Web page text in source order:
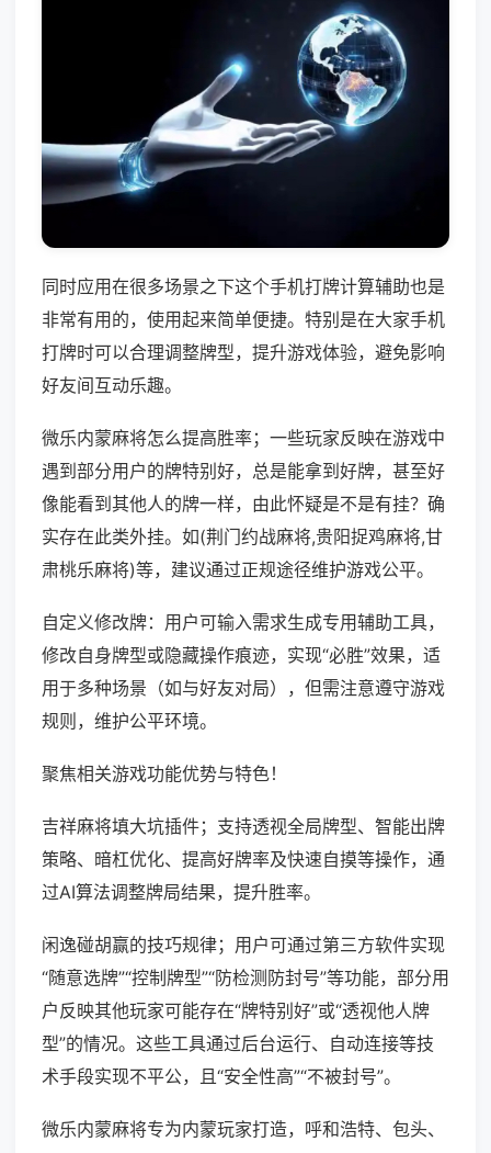
同时应用在很多场景之下这个手机打牌计算辅助也是
非常有用的，使用起来简单便捷。特别是在大家手机
打牌时可以合理调整牌型，提升游戏体验，避免影响
好友间互动乐趣。
微乐内蒙麻将怎么提高胜率；一些玩家反映在游戏中
遇到部分用户的牌特别好，总是能拿到好牌，甚至好
像能看到其他人的牌一样，由此怀疑是不是有挂？确
实存在此类外挂。如(荆门约战麻将,贵阳捉鸡麻将,甘
肃桃乐麻将)等，建议通过正规途径维护游戏公平。
自定义修改牌：用户可输入需求生成专用辅助工具，
修改自身牌型或隐藏操作痕迹，实现“必胜”效果，适
用于多种场景（如与好友对局），但需注意遵守游戏
规则，维护公平环境。
聚焦相关游戏功能优势与特色！
吉祥麻将填大坑插件；支持透视全局牌型、智能出牌
策略、暗杠优化、提高好牌率及快速自摸等操作，通
过AI算法调整牌局结果，提升胜率。
闲逸碰胡赢的技巧规律；用户可通过第三方软件实现
“随意选牌”“控制牌型”“防检测防封号”等功能，部分用
户反映其他玩家可能存在“牌特别好”或“透视他人牌
型”的情况。这些工具通过后台运行、自动连接等技
术手段实现不平公，且“安全性高”“不被封号”。
微乐内蒙麻将专为内蒙玩家打造，呼和浩特、包头、